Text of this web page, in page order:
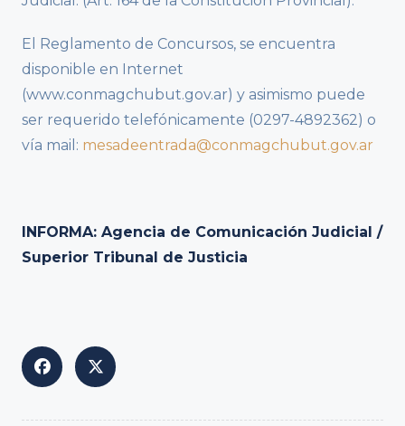
El Reglamento de Concursos, se encuentra
disponible en Internet
(www.conmagchubut.gov.ar) y asimismo puede
ser requerido telefónicamente (0297-4892362) o
vía mail: mesadeentrada@conmagchubut.gov.ar
INFORMA: Agencia de Comunicación Judicial /
Superior Tribunal de Justicia